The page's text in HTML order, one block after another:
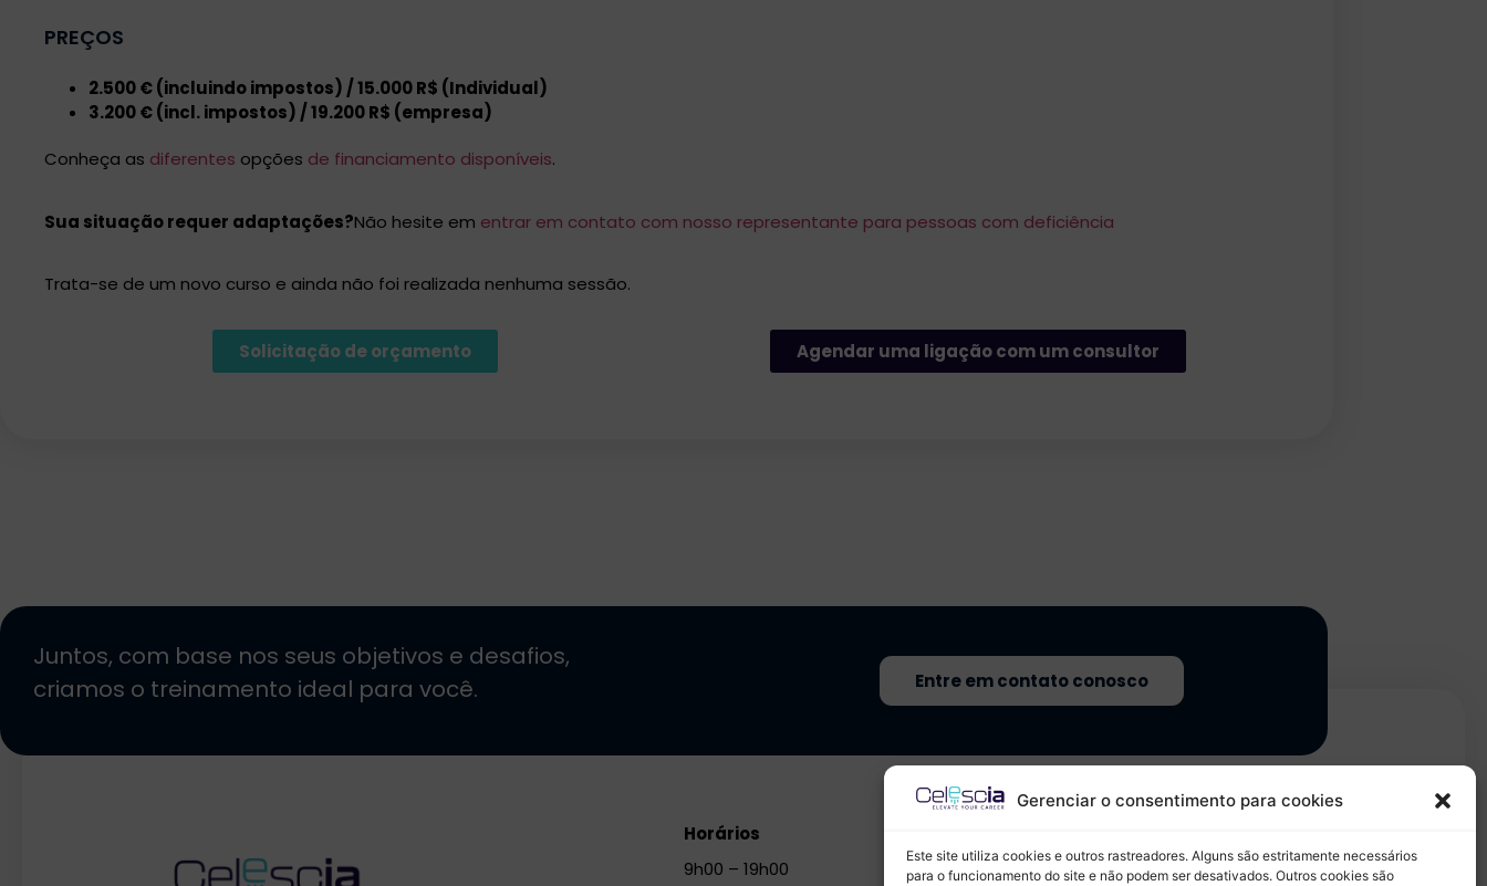
Gerenciar o consentimento para cookies
Este site utiliza cookies e outros rastreadores. Alguns são estritamente necessários
para o funcionamento do site e não podem ser desativados. Outros cookies são
PREÇOS
2.500 € (incluindo impostos) / 15.000 R$ (Individual)
3.200 € (incl. impostos) / 19.200 R$ (empresa)
Conheça as diferentes opções de financiamento disponíveis.
Sua situação requer adaptações?Não hesite em entrar em contato com nosso representante para pessoas com deficiência
Trata-se de um novo curso e ainda não foi realizada nenhuma sessão.
Solicitação de orçamento Agendar uma ligação com um consultor
Juntos, com base nos seus objetivos e desafios,
criamos o treinamento ideal para você.
Entre em contato conosco
Horários
9h00 – 19h00